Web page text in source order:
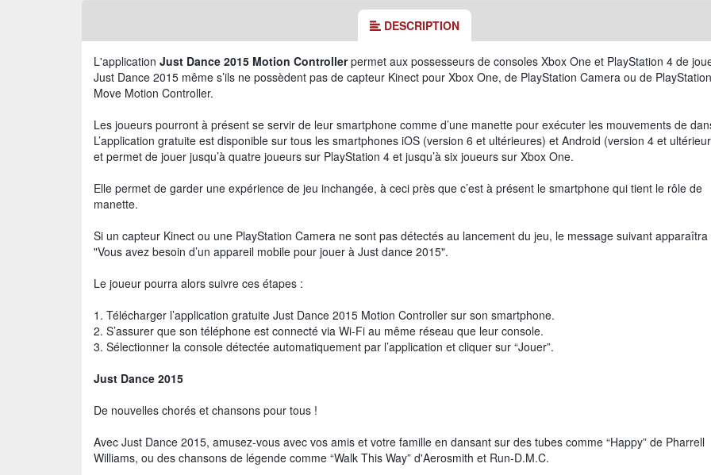
DESCRIPTION
L'application Just Dance 2015 Motion Controllerpermet aux possesseurs de consoles Xbox One et PlayStation 4 de
Just Dance 2015 même s’ils ne possèdent pas de capteur Kinect pour Xbox One, de PlayStation Camera ou de PlayStation
Move Motion Controller.
Les joueurs pourront à présent se servir de leur smartphone comme d’une manette pour exécuter les mouvements de
L’application gratuite est disponible sur tous les smartphones iOS (version 6 et ultérieures) et Android (version 4 et
et permet de jouer jusqu’à quatre joueurs sur PlayStation 4 et jusqu’à six joueurs sur Xbox One.
Elle permet de garder une expérience de jeu inchangée, à ceci près que c’est à présent le smartphone qui tient le rôle de
manette.
Si un capteur Kinect ou une PlayStation Camera ne sont pas détectés au lancement du jeu, le message suivant apparaîtra
"Vous avez besoin d’un appareil mobile pour jouer à Just dance 2015".
Le joueur pourra alors suivre ces étapes :
1. Télécharger l’application gratuite Just Dance 2015 Motion Controller sur son smartphone.
2. S’assurer que son téléphone est connecté via Wi-Fi au même réseau que leur console.
3. Sélectionner la console détectée automatiquement par l’application et cliquer sur “Jouer”.
Just Dance 2015
De nouvelles chorés et chansons pour tous !
Avec Just Dance 2015, amusez-vous avec vos amis et votre famille en dansant sur des tubes comme “Happy” de Pharrell
Williams, ou des chansons de légende comme “Walk This Way” d'Aerosmith et Run-D.M.C.